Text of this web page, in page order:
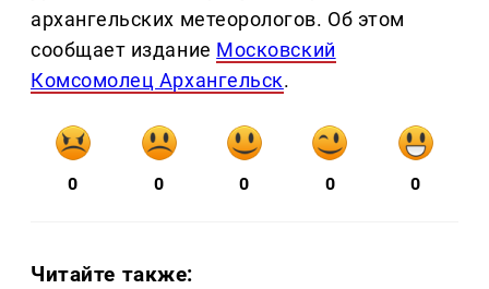
архангельских метеорологов. Об этом
сообщает издание Московский
Комсомолец Архангельск.
0 0 0 0 0
Читайте также: